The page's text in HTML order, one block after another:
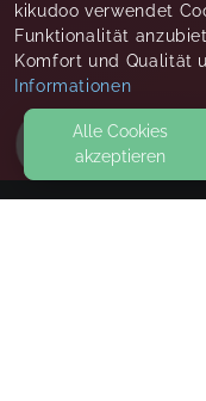
kikudoo verwendet
Funktionalität
Komfort und Qualität
Informationen
Alle Cookies
akzeptieren